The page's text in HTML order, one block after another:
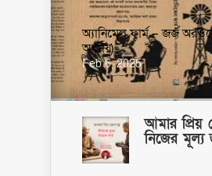
অ্যানিমেল ফার্ম – জর্জ
অধ্যায়)
Feb 6, 2025
আমার প্রিয়
নিজের মূল্য